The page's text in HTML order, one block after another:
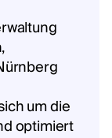
um die
optimiert